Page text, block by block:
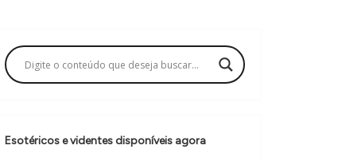
Esotéricos e videntes disponíveis agora